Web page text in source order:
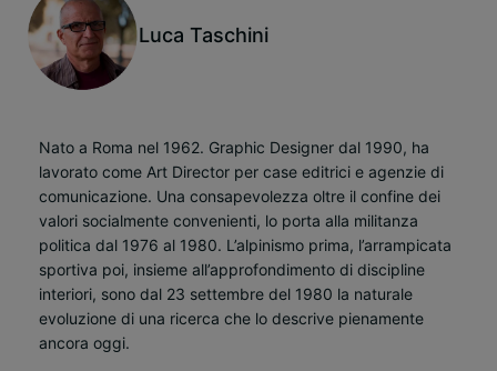
Luca Taschini
Nato a Roma nel 1962. Graphic Designer dal 1990, ha
lavorato come Art Director per case editrici e agenzie di
comunicazione. Una consapevolezza oltre il confine dei
valori socialmente convenienti, lo porta alla militanza
politica dal 1976 al 1980. L’alpinismo prima, l’arrampicata
sportiva poi, insieme all’approfondimento di discipline
interiori, sono dal 23 settembre del 1980 la naturale
evoluzione di una ricerca che lo descrive pienamente
ancora oggi.